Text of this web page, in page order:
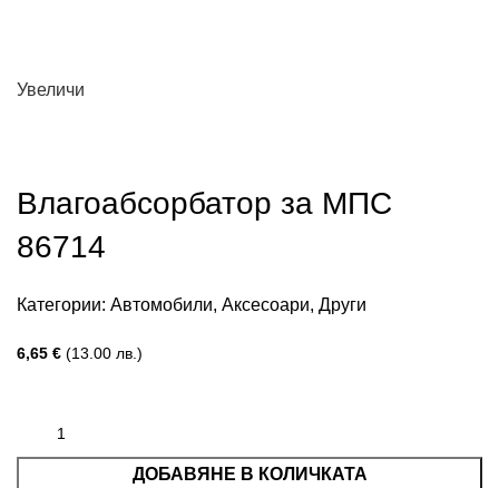
Увеличи
Влагоабсорбатор за МПС
86714
Категории: Автомобили, Аксесоари, Други
6,65 € (13.00 лв.)
ДОБАВЯНЕ В КОЛИЧКАТА